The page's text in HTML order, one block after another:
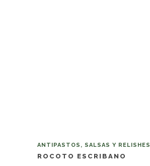
ANTIPASTOS, SALSAS Y RELISHES
ROCOTO ESCRIBANO